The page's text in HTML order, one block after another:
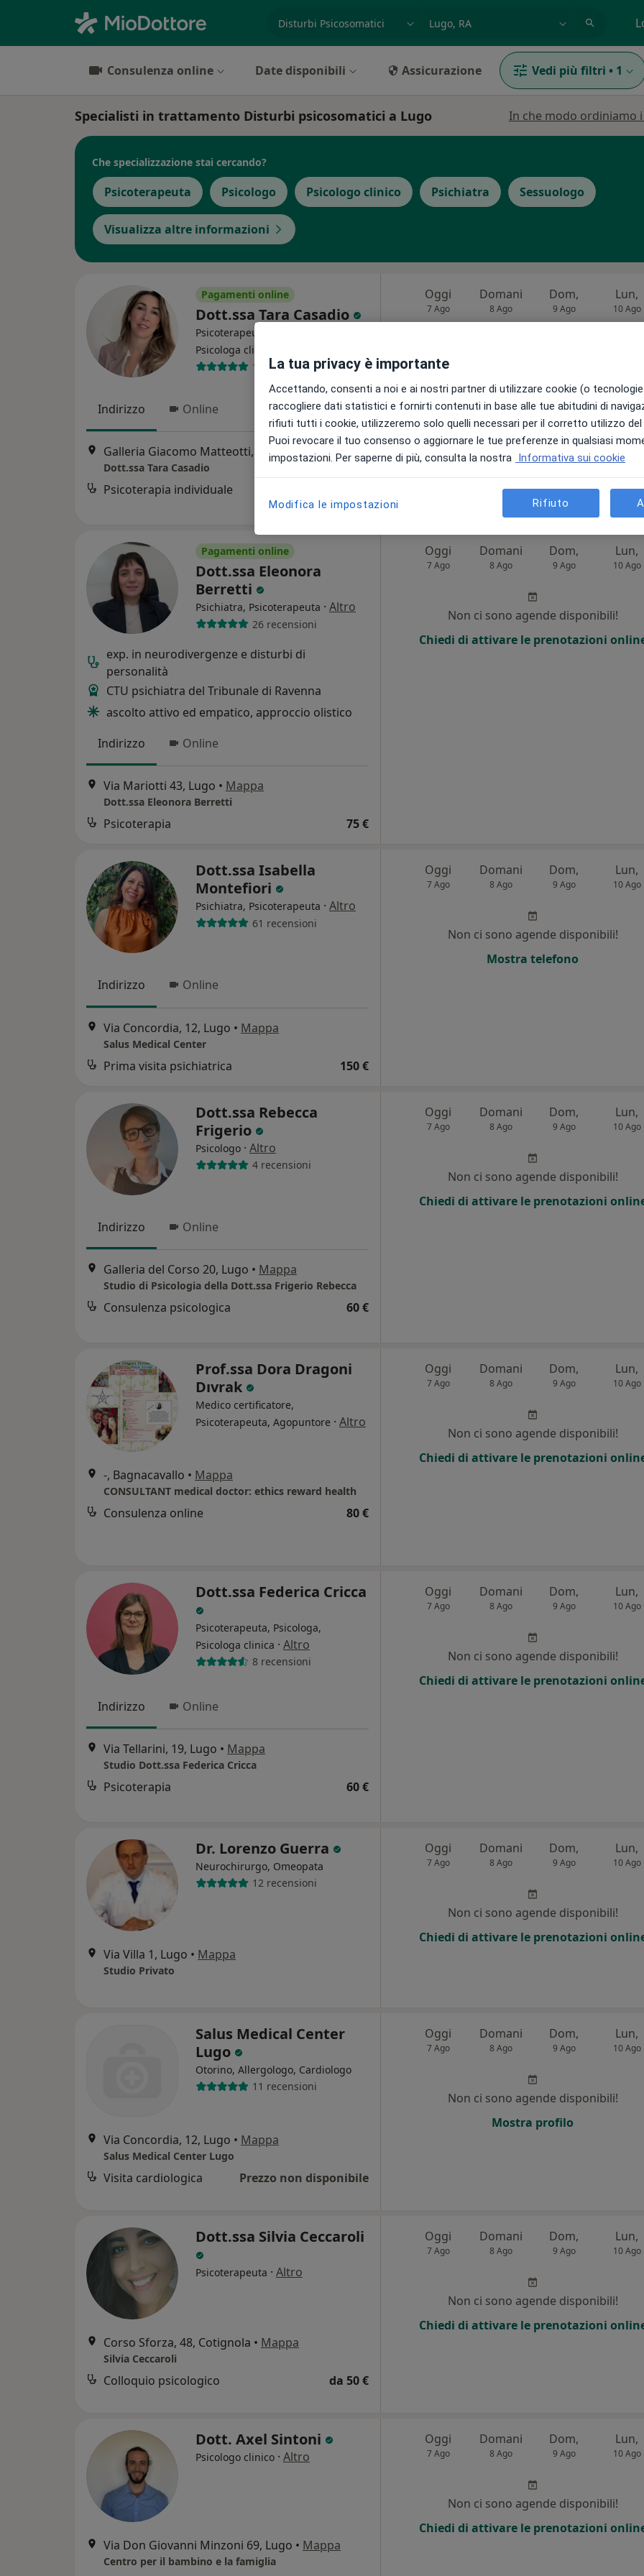
Consulenza online Date disponibili Assicurazione Vedi più filtri • 1
Specialisti in trattamento Disturbi psicosomatici a Lugo In che modo ordiniamo
Che specializzazione stai cercando?
Psicoterapeuta Psicologo Psicologo clinico Psichiatra Sessuologo
Visualizza altre informazioni
Pagamenti online
Dott.ssa Tara Casadio
Psicoterapeuta, Psicologa,
Psicologa clinica
18 recensioni
Indirizzo Online
Galleria Giacomo Matteotti, 20, Lugo Mappa
Dott.ssa Tara Casadio
Psicoterapia individuale
Oggi
7 Ago
Domani
8 Ago
Dom,
9 Ago
Lun,
10 Ago
Non ci sono agende disponibili!
Chiedi di attivare le prenotazioni online
Pagamenti online
Dott.ssa Eleonora
Berretti
Psichiatra, Psicoterapeuta · Altro
26 recensioni
exp. in neurodivergenze e disturbi di
personalità
CTU psichiatra del Tribunale di Ravenna
ascolto attivo ed empatico, approccio olistico
Indirizzo
Online
Via Mariotti 43, Lugo • Mappa
Dott.ssa Eleonora Berretti
Psicoterapia 75 €
Oggi
7 Ago
Domani
8 Ago
Dom,
9 Ago
Lun,
10 Ago
Non ci sono agende disponibili!
Chiedi di attivare le prenotazioni
Dott.ssa Isabella
Montefiori
Psichiatra, Psicoterapeuta · Altro
61 recensioni
Indirizzo Online
Via Concordia, 12, Lugo • Mappa
Salus Medical Center
Prima visita psichiatrica 150 €
Oggi
7 Ago
Domani
8 Ago
Dom,
9 Ago
Lun,
10 Ago
Non ci sono agende disponibili!
Mostra telefono
Dott.ssa Rebecca
Frigerio
Psicologo · Altro
4 recensioni
Indirizzo Online
Galleria del Corso 20, Lugo • Mappa
Studio di Psicologia della Dott.ssa Frigerio Rebecca
Consulenza psicologica 60 €
Oggi
7 Ago
Domani
8 Ago
Dom,
9 Ago
Lun,
10 Ago
Non ci sono agende disponibili!
Chiedi di attivare le prenotazioni
Prof.ssa Dora Dragoni
Dıvrak
Medico certificatore,
Psicoterapeuta, Agopuntore · Altro
-, Bagnacavallo • Mappa
CONSULTANT medical doctor: ethics reward health
Consulenza online 80 €
Oggi
7 Ago
Domani
8 Ago
Dom,
9 Ago
Lun,
10 Ago
Non ci sono agende disponibili!
Chiedi di attivare le prenotazioni
Dott.ssa Federica Cricca
Psicoterapeuta, Psicologa,
Psicologa clinica · Altro
8 recensioni
Indirizzo Online
Via Tellarini, 19, Lugo • Mappa
Studio Dott.ssa Federica Cricca
Psicoterapia 60 €
Oggi
7 Ago
Domani
8 Ago
Dom,
9 Ago
Lun,
10 Ago
Non ci sono agende disponibili!
Chiedi di attivare le prenotazioni
Dr. Lorenzo Guerra
Neurochirurgo, Omeopata
12 recensioni
Via Villa 1, Lugo • Mappa
Studio Privato
Oggi
7 Ago
Domani
8 Ago
Dom,
9 Ago
Lun,
10 Ago
Non ci sono agende disponibili!
Chiedi di attivare le prenotazioni
Salus Medical Center
Lugo
Otorino, Allergologo, Cardiologo
11 recensioni
Via Concordia, 12, Lugo • Mappa
Salus Medical Center Lugo
Visita cardiologica Prezzo non disponibile
Oggi
7 Ago
Domani
8 Ago
Dom,
9 Ago
Lun,
10 Ago
Non ci sono agende disponibili!
Mostra profilo
Dott.ssa Silvia Ceccaroli
Psicoterapeuta · Altro
Corso Sforza, 48, Cotignola • Mappa
Silvia Ceccaroli
Colloquio psicologico da 50 €
Oggi
7 Ago
Domani
8 Ago
Dom,
9 Ago
Lun,
10 Ago
Non ci sono agende disponibili!
Chiedi di attivare le prenotazioni
Dott. Axel Sintoni
Psicologo clinico · Altro
Via Don Giovanni Minzoni 69, Lugo • Mappa
Centro per il bambino e la famiglia
Oggi
7 Ago
Domani
8 Ago
Dom,
9 Ago
Lun,
10 Ago
Non ci sono agende disponibili!
Chiedi di attivare le prenotazioni
La tua privacy è importante
Accettando, consenti a noi e ai nostri partner di utilizzare cookie (o
raccogliere dati statistici e fornirti contenuti in base alle tue abitudini di
rifiuti tutti i cookie, utilizzeremo solo quelli necessari per il corretto utilizzo
Puoi revocare il tuo consenso o aggiornare le tue preferenze in qualsiasi
impostazioni. Per saperne di più, consulta la nostra Informativa sui cookie
Modifica le impostazioni Rifiuto